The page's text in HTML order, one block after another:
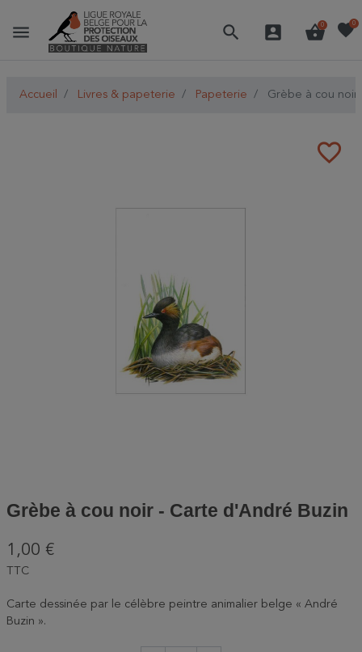
menu search account_box shopping_basket
0 favorite0
Accueil Livres & papeterie Papeterie Grèbe à cou noir
favorite_border
Grèbe à cou noir - Carte d'André Buzin
1,00 €
TTC
Carte dessinée par le célèbre peintre animalier belge « André
Buzin ».